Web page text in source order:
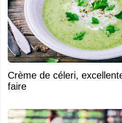
Crème de céleri,
faire